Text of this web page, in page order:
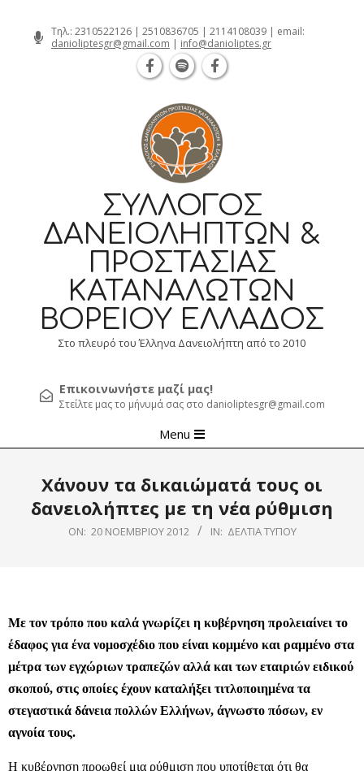
Τηλ.: 2310522126 | 2510836705 | 2114108039 | email:
danioliptesgr@gmail.com | info@danioliptes.gr
ΣΎΛΛΟΓΟΣ
ΔΑΝΕΙΟΛΗΠΤΏΝ &
ΠΡΟΣΤΑΣΊΑΣ
ΚΑΤΑΝΑΛΩΤΏΝ
ΒΟΡΕΊΟΥ ΕΛΛΆΔΟΣ
Στο πλευρό του Έλληνα Δανειολήπτη από το 2010
Επικοινωνήστε μαζί μας!
Στείλτε μας το μήνυμά σας στο danioliptesgr@gmail.com
Navigation
Menu
Χάνουν τα δικαιώματά τους οι
δανειολήπτες με τη νέα ρύθμιση
ON: 20 ΝΟΕΜΒΡΊΟΥ 2012 IN: ΔΕΛΤΊΑ ΤΎΠΟΥ
Με τον τρόπο που καλά γνωρίζει η κυβέρνηση προλειαίνει το
έδαφος για ένα νομοσχέδιο που είναι κομμένο και ραμμένο στα
μέτρα των εγχώριων τραπεζών αλλά και των εταιριών ειδικού
σκοπού, στις οποίες έχουν καταλήξει τιτλοποιημένα τα
στεγαστικά δάνεια πολλών Ελλήνων, άγνωστο πόσων, εν
αγνοία τους.
Η κυβέρνηση προωθεί μια ρύθμιση που υποτίθεται ότι θα